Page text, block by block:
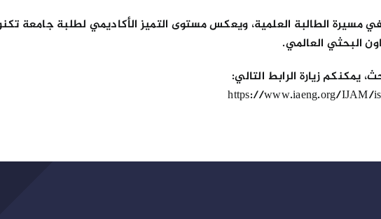
مسيرة الطالبة العلمية، ويعكس مستوى التميز الأكاديمي لطلبة جامعة
البحثي العالمي.
يمكنكم زيارة الرابط التالي:
https://www.iaeng.org/IJAM/